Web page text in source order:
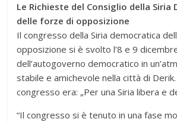
Le Richieste del Consiglio della Siria
delle forze di opposizione
Il congresso della Siria democratica
opposizione si è svolto l’8 e 9
dell’autogoverno democratico in
stabile e amichevole nella città di
congresso era: „Per una Siria libera e
“Il congresso si è tenuto in una fase